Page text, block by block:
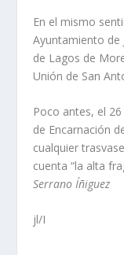
En el mismo
Ayuntamiento de
de Lagos de
Unión de San
Poco antes, el
de Encarnación
cualquier
cuenta “la alta
Serrano Íñiguez
jl/I